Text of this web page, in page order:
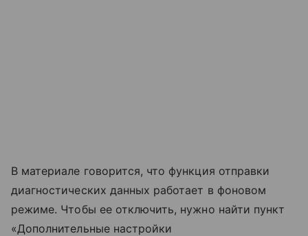
В материале говорится, что функция отправки
диагностических данных работает в фоновом
режиме. Чтобы ее отключить, нужно найти пункт
«Дополнительные настройки